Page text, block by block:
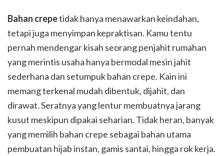
Bahan crepetidak hanya menawarkan keindahan,
tetapi juga menyimpan kepraktisan. Kamu tentu
pernah mendengar kisah seorang penjahit rumahan
yang merintis usaha hanya bermodal mesin jahit
sederhana dan setumpuk bahan crepe. Kain ini
memang terkenal mudah dibentuk, dijahit, dan
dirawat. Seratnya yang lentur membuatnya jarang
kusut meskipun dipakai seharian. Tidak heran, banyak
yang memilih bahan crepe sebagai bahan utama
pembuatan hijab instan, gamis santai, hingga rok kerja.